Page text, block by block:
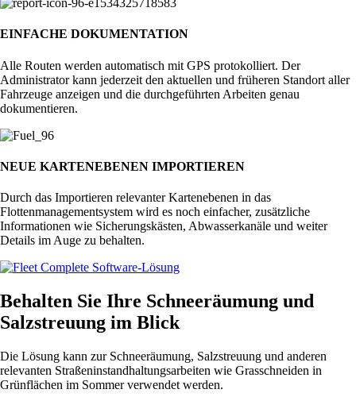
EINFACHE DOKUMENTATION
Alle Routen werden automatisch mit GPS protokolliert. Der
Administrator kann jederzeit den aktuellen und früheren Standort aller
Fahrzeuge anzeigen und die durchgeführten Arbeiten genau
dokumentieren.
NEUE KARTENEBENEN IMPORTIEREN
Durch das Importieren relevanter Kartenebenen in das
Flottenmanagementsystem wird es noch einfacher, zusätzliche
Informationen wie Sicherungskästen, Abwasserkanäle und weiter
Details im Auge zu behalten.
Behalten Sie Ihre Schneeräumung und
Salzstreuung im Blick
Die Lösung kann zur Schneeräumung, Salzstreuung und anderen
relevanten Straßeninstandhaltungsarbeiten wie Grasschneiden in
Grünflächen im Sommer verwendet werden.